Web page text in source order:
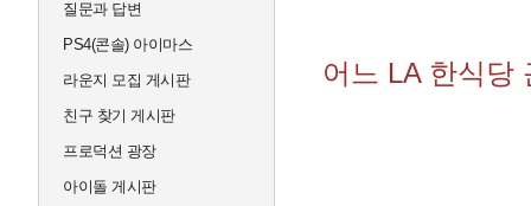
질문과 답변
PS4(콘솔) 아이마스
라운지 모집 게시판
친구 찾기 게시판
프로덕션 광장
아이돌 게시판
어느 LA 한식당